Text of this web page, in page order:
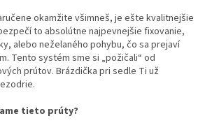
okamžite všimneš, je ešte kvalitnejšie
to absolútne najpevnejšie fixovanie,
alebo neželaného pohybu, čo sa prejaví
Tento systém sme si „požičali“ od
prútov. Brázdička pri sedle Ti už
tieto prúty?